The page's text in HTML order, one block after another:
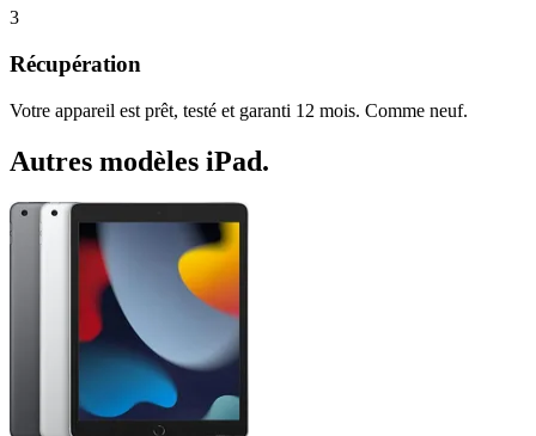
3
Récupération
Votre appareil est prêt, testé et garanti 12 mois. Comme neuf.
Autres modèles iPad.